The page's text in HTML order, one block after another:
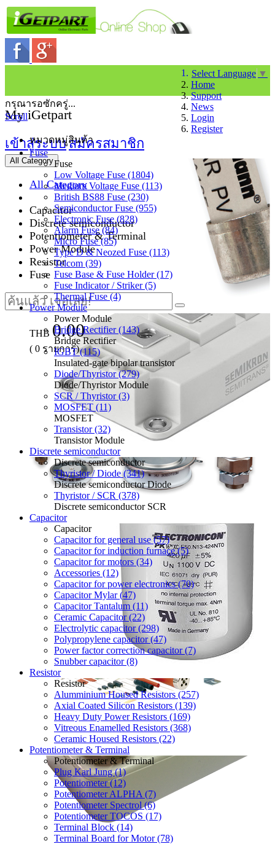
Select Language ▼
Home
Support
News
Login
Register
My iGetpart
เข้าสู่ระบบสมัครสมาชิก
All Category
All Category
Capacitor
Discrete semiconductor
Potentiometer & Terminal
Power Module
Resistor
Fuse
THB 0.00
( 0 รายการ)
กรุณารอซักครู่...
Scroll
หมวดหมู่สินค้า
Fuse
Fuse
Low Voltage Fuse (1804)
Medium Voltage Fuse (113)
British BS88 Fuse (230)
Semiconductor Fuse (955)
Electronic Fuse (828)
Alarm Fuse (84)
Micro Fuse (85)
Type D & Neozed Fuse (113)
Telcom (39)
Fuse Base & Fuse Holder (17)
Fuse Indicator / Striker (5)
Thermal Fuse (4)
Power Module
Power Module
Bridge Rectifier (143)
Bridge Rectifier
IGBT (115)
Insulated-gate bipolar transistor
Diode/Thyristor (279)
Diode/Thyristor Module
SCR / Thyristor (3)
MOSFET (11)
MOSFET
Transistor (32)
Transistor Module
Discrete semiconductor
Discrete semiconductor
Thyristor / Diode (341)
Discrete semiconductor Diode
Thyristor / SCR (378)
Discrete semiconductor SCR
Capacitor
Capacitor
Capacitor for general use (57)
Capacitor for induction furnace (5)
Capacitor for motors (34)
Accessories (12)
Capacitor for power electronics (70)
Capacitor Mylar (47)
Capacitor Tantalum (11)
Ceramic Capacitor (22)
Electrolytic capacitor (298)
Polypropylene capacitor (47)
Power factor correction capacitor (7)
Snubber capacitor (8)
Resistor
Resistor
Alumminium Housed Resistors (257)
Axial Coated Silicon Resistors (139)
Heavy Duty Power Resistors (169)
Vitreous Enamelled Resistors (368)
Ceramic Housed Resistors (22)
Potentiometer & Terminal
Potentiometer & Terminal
Plug Karl Jung (1)
Potentiometer (12)
Potentiometer ALPHA (7)
Potentiometer Spectrol (6)
Potentiometer TOCOS (17)
Terminal Block (14)
Terminal Board for Motor (78)